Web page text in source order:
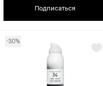
Подписаться
-30%